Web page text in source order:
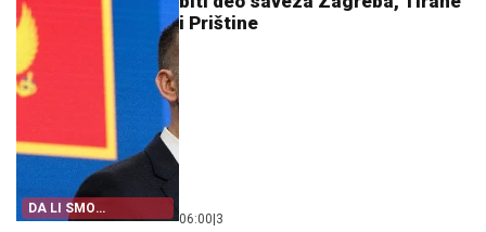
DA LI SMO
IZNENAĐENI?
i Prištine
06:00 3